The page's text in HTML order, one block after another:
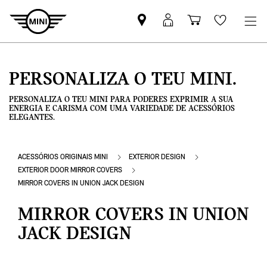
Pesquisar
parceiro
Iniciar
sessão
Carrinho
de
Wishlist
PERSONALIZA O TEU MINI.
PERSONALIZA O TEU MINI PARA PODERES EXPRIMIR A SUA
ENERGIA E CARISMA COM UMA VARIEDADE DE ACESSÓRIOS
ELEGANTES.
ACESSÓRIOS ORIGINAIS MINI
EXTERIOR DESIGN
EXTERIOR DOOR MIRROR COVERS
MIRROR COVERS IN UNION JACK DESIGN
MIRROR COVERS IN UNION
JACK DESIGN